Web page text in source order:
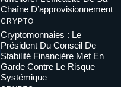
Chaîne D’approvisionnement
CRYPTO
Cryptomonnaies : Le
Président Du Conseil De
Stabilité Financière Met En
Garde Contre Le Risque
Systémique